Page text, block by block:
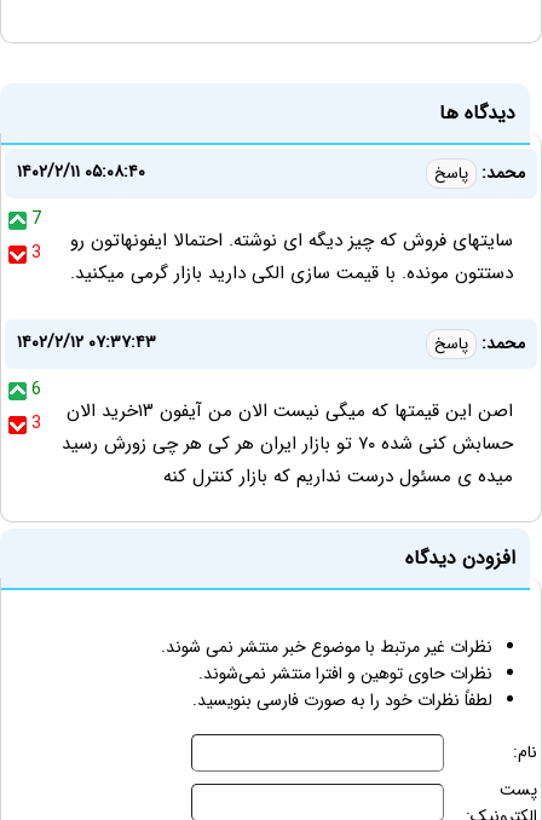
دیدگاه ها
محمد: پاسخ
۱۴۰۲/۲/۱۱ ۰۵:۰۸:۴۰
7
3
سایتهای فروش که چیز دیگه ای نوشته. احتمالا ایفونهاتون رو
دستتون مونده. با قیمت سازی الکی دارید بازار گرمی میکنید.
محمد: پاسخ
۱۴۰۲/۲/۱۲ ۰۷:۳۷:۴۳
6
3
اصن این قیمتها که میگی نیست الان من آیفون ۱۳خرید الان
حسابش کنی شده ۷۰ تو بازار ایران هر کی هر چی زورش رسید
میده ی مسئول درست نداریم که بازار کنترل کنه
افزودن دیدگاه
نظرات غیر مرتبط با موضوع خبر منتشر نمی شوند.
نظرات حاوی توهین و افترا منتشر نمی‌شوند.
لطفاً نظرات خود را به صورت فارسی بنویسید.
نام:
پست